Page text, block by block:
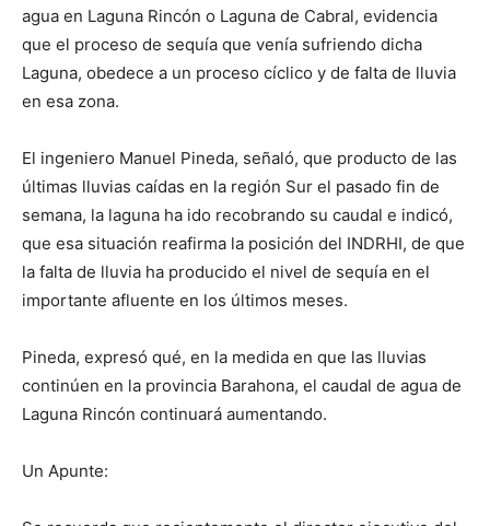
agua en Laguna Rincón o Laguna de Cabral, evidencia
que el proceso de sequía que venía sufriendo dicha
Laguna, obedece a un proceso cíclico y de falta de lluvia
en esa zona.
El ingeniero Manuel Pineda, señaló, que producto de las
últimas lluvias caídas en la región Sur el pasado fin de
semana, la laguna ha ido recobrando su caudal e indicó,
que esa situación reafirma la posición del INDRHI, de que
la falta de lluvia ha producido el nivel de sequía en el
importante afluente en los últimos meses.
Pineda, expresó qué, en la medida en que las lluvias
continúen en la provincia Barahona, el caudal de agua de
Laguna Rincón continuará aumentando.
Un Apunte: